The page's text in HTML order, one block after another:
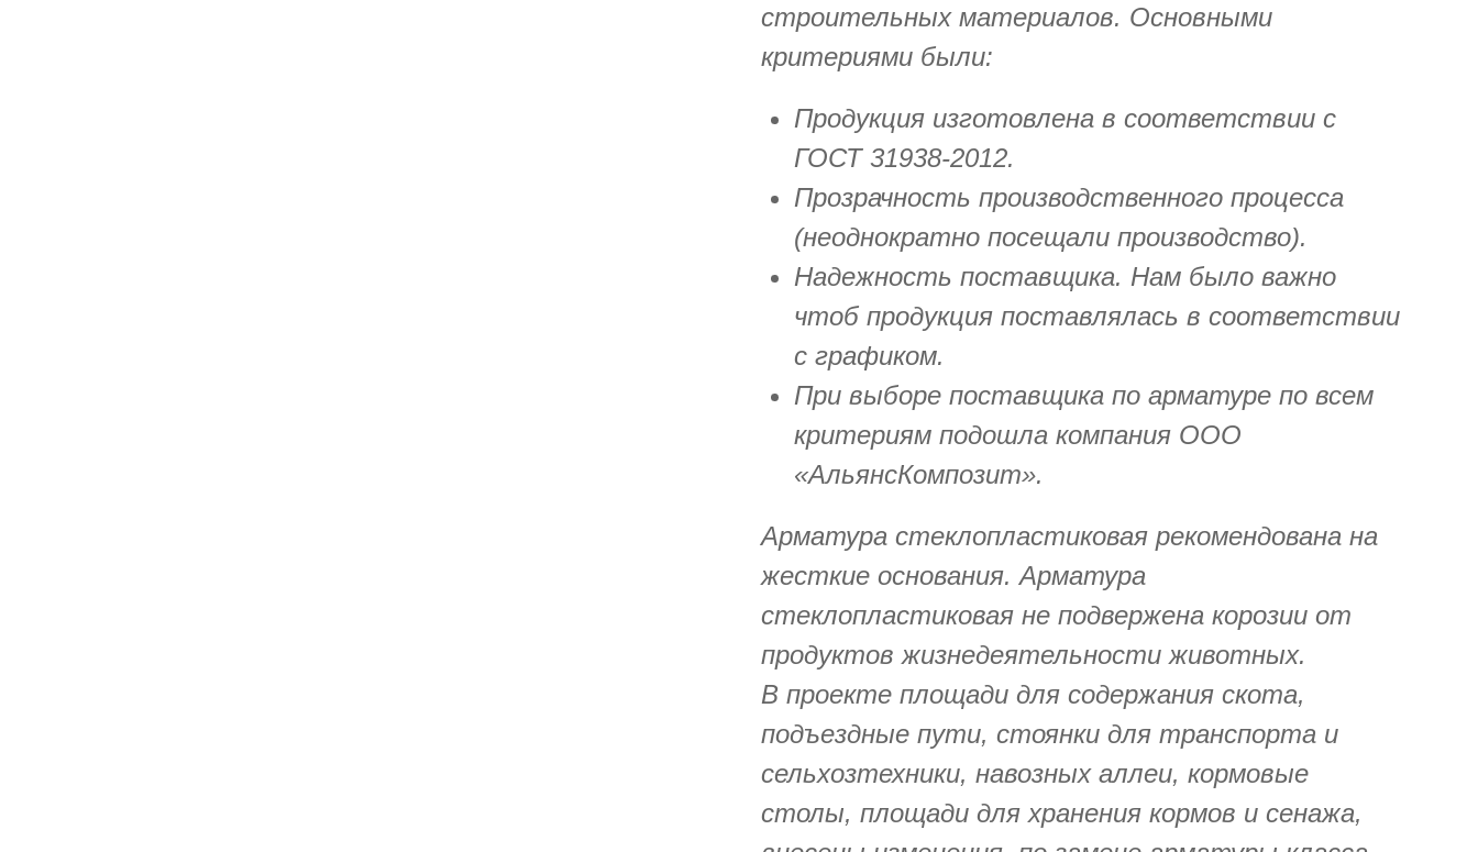
строительных материалов. Основными
критериями были:
Продукция изготовлена в соответствии с
ГОСТ 31938-2012.
Прозрачность производственного процесса
(неоднократно посещали производство).
Надежность поставщика. Нам было важно
чтоб продукция поставлялась в соответствии
с графиком.
При выборе поставщика по арматуре по всем
критериям подошла компания ООО
«АльянсКомпозит».
Арматура стеклопластиковая рекомендована на
жесткие основания. Арматура
стеклопластиковая не подвержена корозии от
продуктов жизнедеятельности животных.
В проекте площади для содержания скота,
подъездные пути, стоянки для транспорта и
сельхозтехники, навозных аллеи, кормовые
столы, площади для хранения кормов и сенажа,